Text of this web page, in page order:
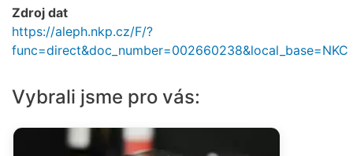
Zdroj dat
https://aleph.nkp.cz/F/?
func=direct&doc_number=002660238&local_base=NKC
Vybrali jsme pro vás: